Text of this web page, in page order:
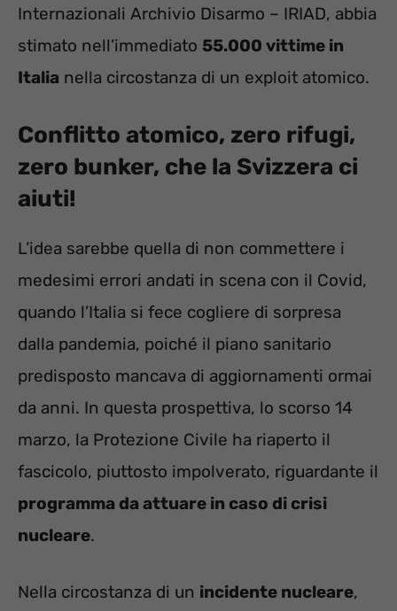
Internazionali Archivio Disarmo – IRIAD, abbia
stimato nell’immediato 55.000 vittime in
Italia nella circostanza di un exploit atomico.
Conflitto atomico, zero rifugi,
zero bunker, che la Svizzera ci
aiuti!
L’idea sarebbe quella di non commettere i
medesimi errori andati in scena con il Covid,
quando l’Italia si fece cogliere di sorpresa
dalla pandemia, poiché il piano sanitario
predisposto mancava di aggiornamenti ormai
da anni. In questa prospettiva, lo scorso 14
marzo, la Protezione Civile ha riaperto il
fascicolo, piuttosto impolverato, riguardante il
programma da attuare in caso di crisi
nucleare.
Nella circostanza di un incidente nucleare,